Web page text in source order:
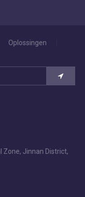
Oplossingen
Zone, Jinnan District,